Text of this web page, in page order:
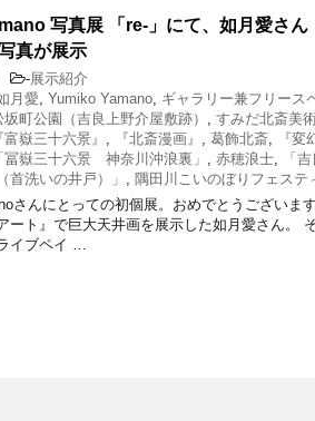
写真展 「re-」にて、如月愛さん
真が展示
-展示紹介
月愛, Yumiko Yamano, ギャラリー兼フリース
町公園（吉良上野介屋敷跡） , すみだ北斎美
富嶽三十六景』 , 『北斎漫画』 , 葛飾北斎,
『
冨嶽三十六景 神奈川沖浪裏」 , 赤穂浪士, 「
首洗いの井戸）」 , 隅田川こいのぼりフェステ
さんにとっての初個展。おめでとうございま
ート』で巨大天井画を展示した如月愛さん。
イブペイ …